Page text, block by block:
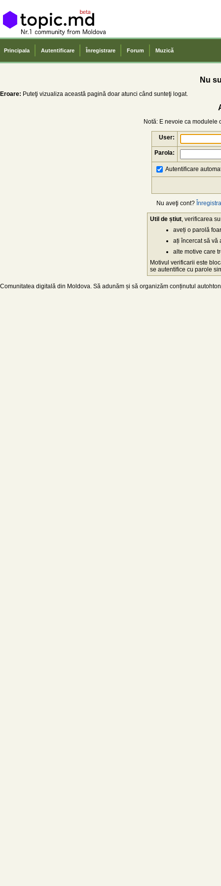
Principala Autentificare Înregistrare Forum Muzică
Nu
Eroare: Puteţi vizualiza această pagină doar atunci când sunteţi logat.
Notă: E nevoie ca modulele
User:
Parola:
Autentificare
Nu aveţi cont?
Util de știut , verificarea
aveți o parolă
ați încercat să vă
alte motive care
Motivul verificarii este
se autentifice cu parole
Comunitatea digitală din Moldova. Să adunăm și să organizăm conținutul